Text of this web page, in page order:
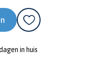
in huis